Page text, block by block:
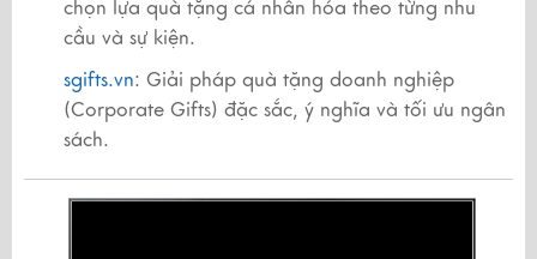
chọn lựa quà tặng cá nhân hóa theo từng nhu
cầu và sự kiện.
sgifts.vn: Giải pháp quà tặng doanh nghiệp
(Corporate Gifts) đặc sắc, ý nghĩa và tối ưu ngân
sách.